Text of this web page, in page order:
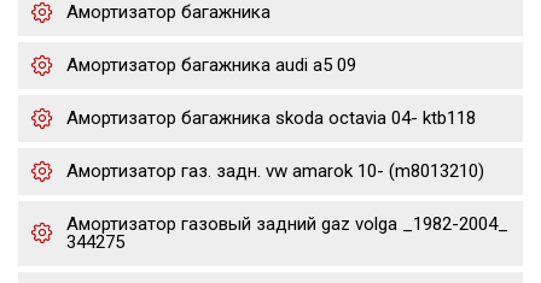
Амортизатор багажника
Амортизатор багажника audi a5 09
Амортизатор багажника skoda octavia 04- ktb118
Амортизатор газ. задн. vw amarok 10- (m8013210)
Амортизатор газовый задний gaz volga _1982-2004_
344275